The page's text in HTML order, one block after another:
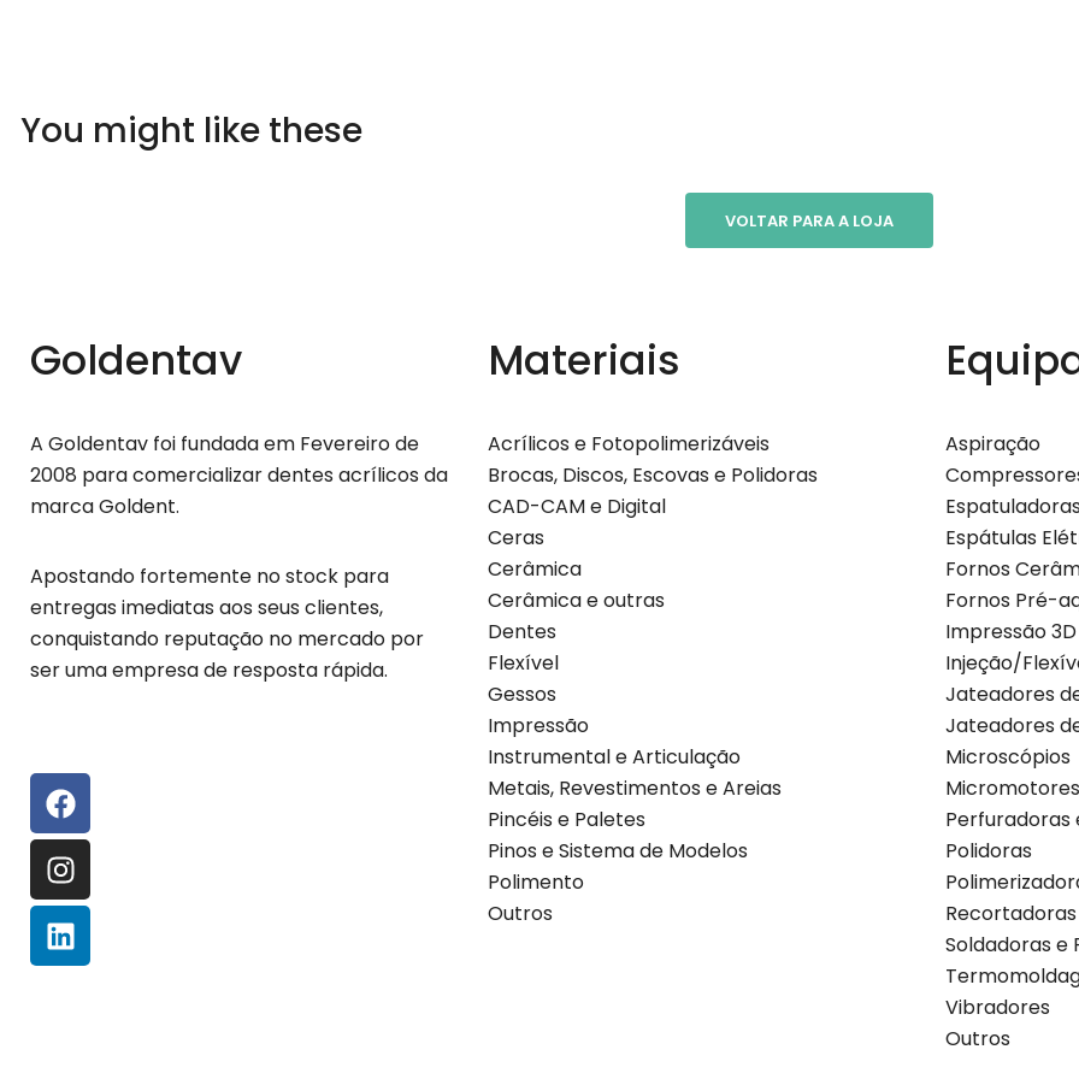
You might like these
VOLTAR PARA A LOJA
Goldentav
A Goldentav foi fundada em Fevereiro de
2008 para comercializar dentes acrílicos da
marca Goldent.
Apostando fortemente no stock para
entregas imediatas aos seus clientes,
conquistando reputação no mercado por
ser uma empresa de resposta rápida.
Materiais
Acrílicos e Fotopolimerizáveis
Brocas, Discos, Escovas e Polidoras
CAD-CAM e Digital
Ceras
Cerâmica
Cerâmica e outras
Dentes
Flexível
Gessos
Impressão
Instrumental e Articulação
Metais, Revestimentos e Areias
Pincéis e Paletes
Pinos e Sistema de Modelos
Polimento
Outros
Aspiração
Espatuladoras
Espátulas
Fornos
Fornos Pré-
Impressão 3D
Injeção/
Jateadores
Jateadores
Microscópios
Perfuradoras
Polidoras
Recortadoras
Soldadoras e
Vibradores
Outros